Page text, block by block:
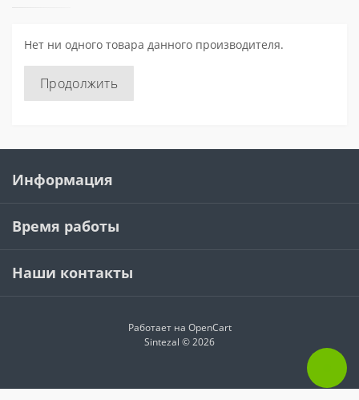
Нет ни одного товара данного производителя.
Продолжить
Информация
Время работы
Наши контакты
Работает на OpenCart
Sintezal © 2026